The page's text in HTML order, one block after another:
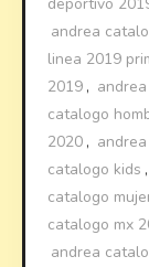
andrea
linea 2019
2019 ,
catalogo
2020 ,
catalogo kids ,
catalogo
catalogo mx
andrea